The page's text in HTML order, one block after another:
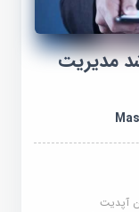
مدیریت